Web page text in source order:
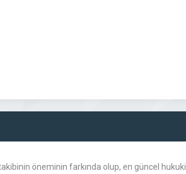
öneminin farkında olup, en güncel hukuki